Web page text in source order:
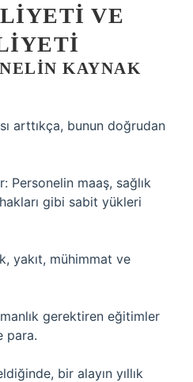
VE
KAYNAK
arttıkça, bunun doğrudan
Personelin maaş, sağlık
gibi sabit yükleri
yakıt, mühimmat ve
gerektiren eğitimler
para.
bir alayın yıllık